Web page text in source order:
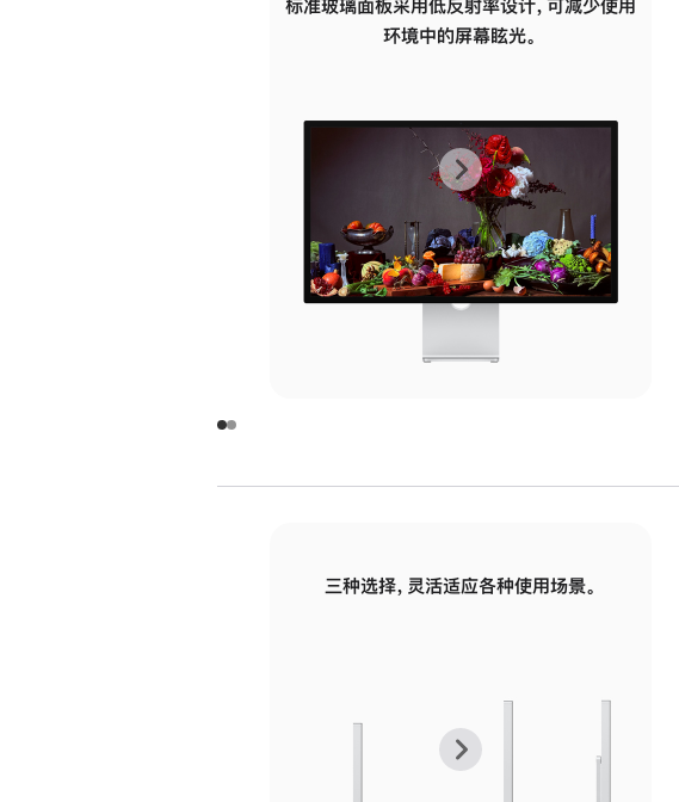
标准玻璃面板采用低反射率设计，可减少使用
环境中的屏幕眩光。
上
一
张
图
面
下
一
张
图
面
三种选择，灵活适应各种使用场景。
上
下